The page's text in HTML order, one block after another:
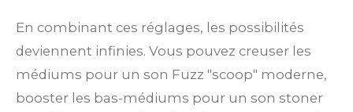
En combinant ces réglages, les possibilités
deviennent infinies. Vous pouvez creuser les
médiums pour un son Fuzz "scoop" moderne,
booster les bas-médiums pour un son stoner